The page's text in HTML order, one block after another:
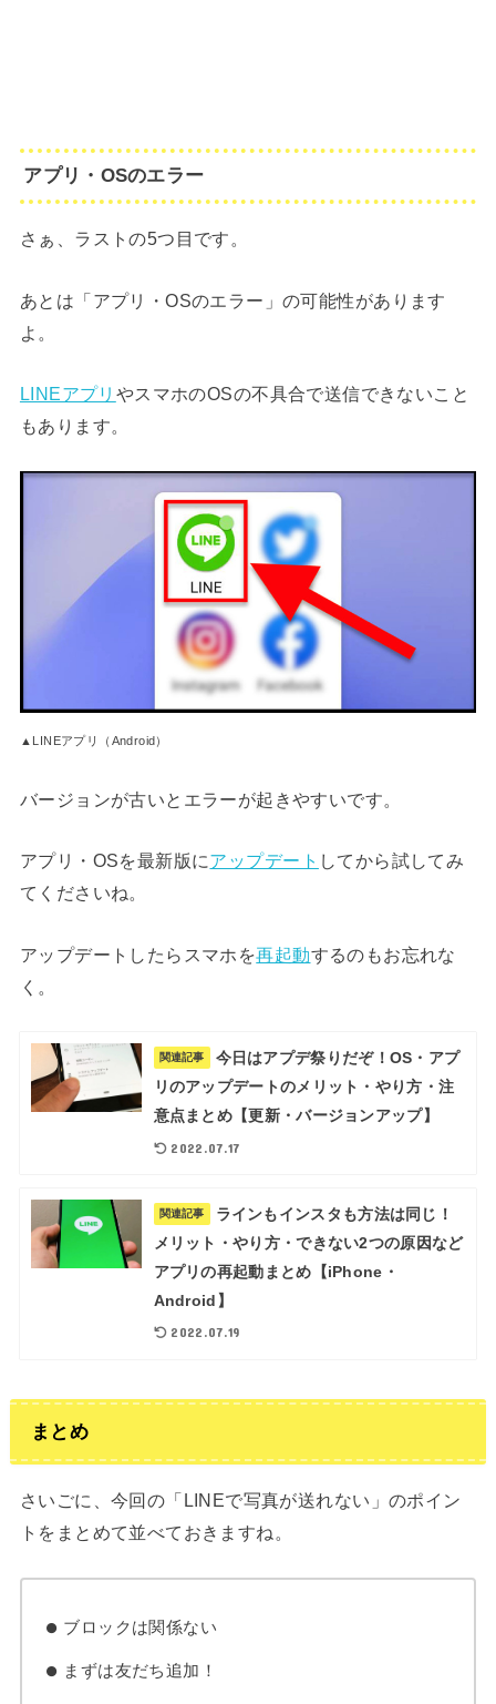
アプリ・OSのエラー
さぁ、ラストの5つ目です。
あとは「アプリ・OSのエラー」の可能性があります
よ。
LINEアプリ やスマホのOSの不具合で送信できないこと
もあります。
▲LINEアプリ（Android）
バージョンが古いとエラーが起きやすいです。
アプリ・OSを最新版にアップデート してから試してみ
てくださいね。
アップデートしたらスマホを再起動するのもお忘れな
く。
関連記事
今日はアプデ祭りだぞ！OS・アプ
リのアップデートのメリット・やり方・注
意点まとめ【更新・バージョンアップ】
2022.07.17
関連記事
ラインもインスタも方法は同じ！
メリット・やり方・できない2つの原因など
アプリの再起動まとめ【iPhone・
Android】
2022.07.19
まとめ
さいごに、今回の「LINEで写真が送れない」のポイン
トをまとめて並べておきますね。
ブロックは関係ない
まずは友だち追加！